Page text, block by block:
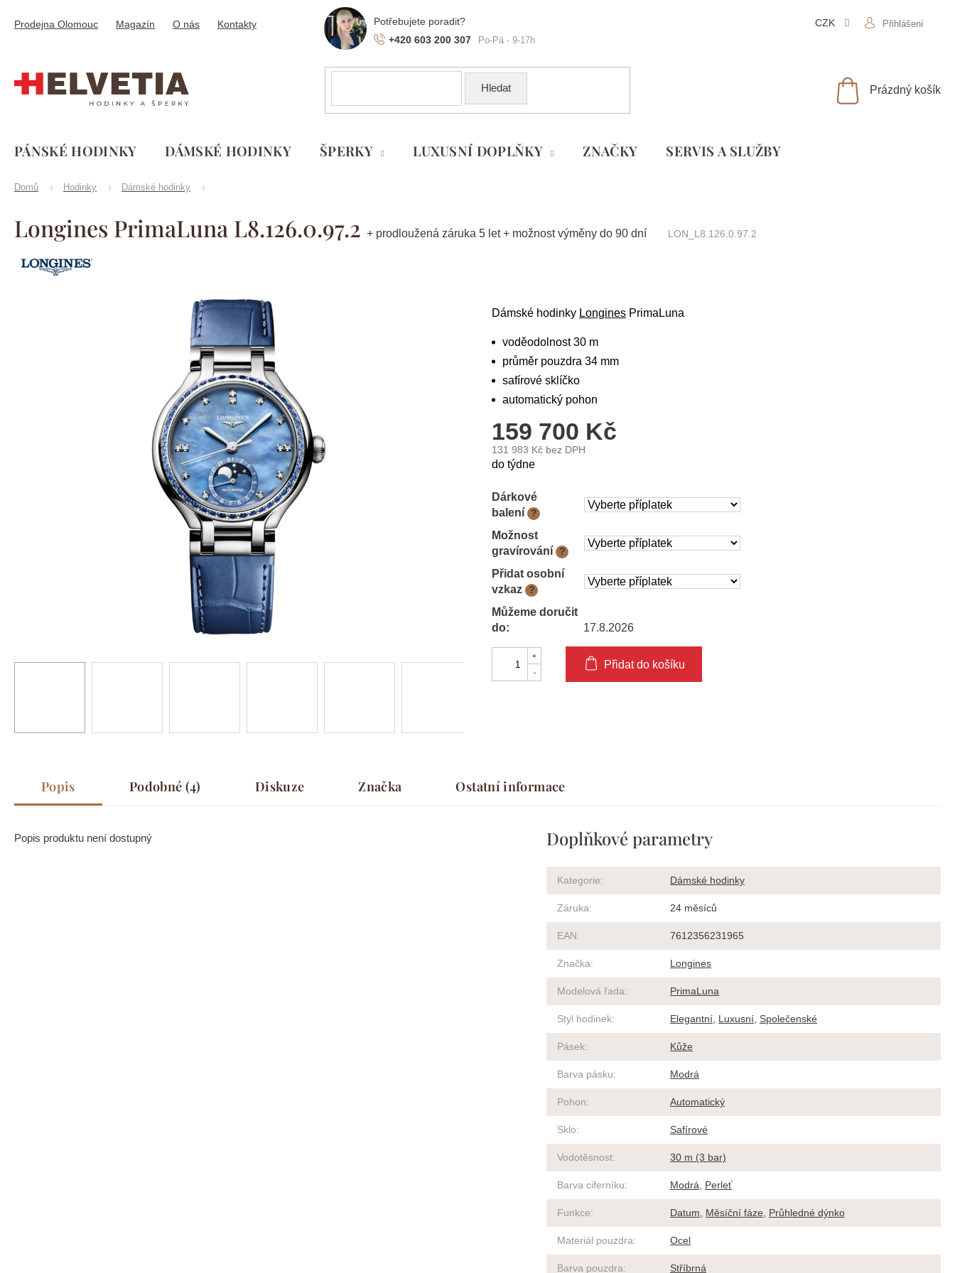
obsah
+420 603 200 307
Prodejna Olomouc Magazín O nás Kontakty CZK Přihlášení
Hledat
NÁKUPNÍ
Prázdný košík
PÁNSKÉ HODINKY DÁMSKÉ HODINKY ŠPERKY LUXUSNÍ DOPLŇKY ZNAČKY SLUŽBY
Domů Hodinky Dámské hodinky
Longines PrimaLuna L8.126.0.97.2 + prodloužená záruka 5 let + možnost výměny do 90 dní LON_L8.126.0.97.2
Značka:Longines
159 700 Kč
131 983 Kč bez DPH
Měrná
do týdne
Dárkové
balení
?
Možnost
gravírování
?
Přidat osobní
vzkaz
?
Můžeme doručit
do:
17.8.2026
Přidat do košíku
Dámské hodinky Longines PrimaLuna
voděodolnost 30 m
průměr pouzdra 34 mm
safírové sklíčko
automatický pohon
Popis Podobné (4) Diskuze Značka Ostatní informace
Popis produktu není dostupný Doplňkové parametry
Kategorie: Dámské hodinky
Záruka: 24 měsíců
EAN: 7612356231965
Značka: Longines
Modelová řada: PrimaLuna
Styl hodinek: Elegantní, Luxusní, Společenské
Pásek: Kůže
Barva pásku: Modrá
Pohon: Automatický
Sklo: Safírové
Vodotěsnost: 30 m (3 bar)
Barva ciferníku: Modrá, Perleť
Funkce: Datum, Měsíční fáze, Průhledné dýnko
Materiál pouzdra: Ocel
Barva pouzdra: Stříbrná